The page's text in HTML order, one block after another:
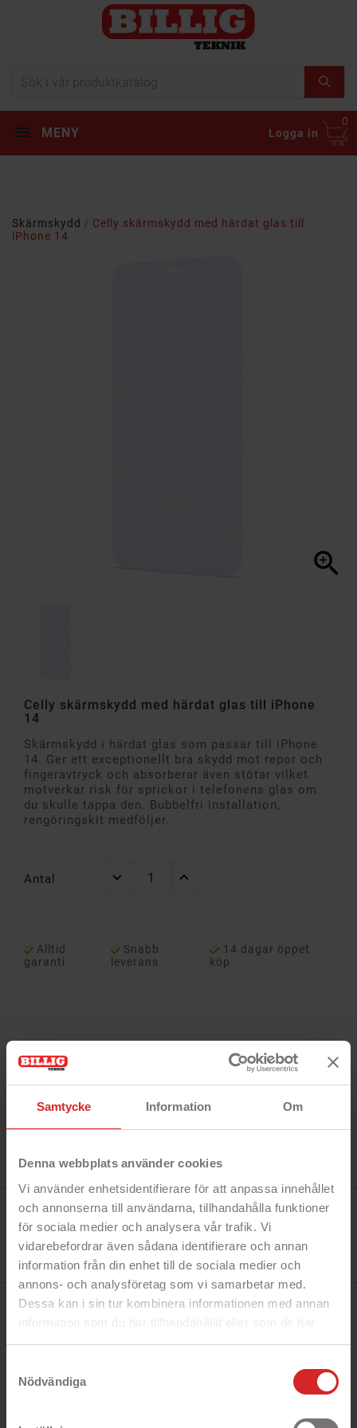
Samtycke Information Om
Denna webbplats använder cookies
Vi använder enhetsidentifierare för att anpassa innehållet
och annonserna till användarna, tillhandahålla funktioner
för sociala medier och analysera vår trafik. Vi
vidarebefordrar även sådana identifierare och annan
information från din enhet till de sociala medier och
annons- och analysföretag som vi samarbetar med.
Dessa kan i sin tur kombinera informationen med annan
information som du har tillhandahållit eller som de har
samlat in när du har använt deras tjänster.
Nödvändiga
MENY Logga in
0
Skärmskydd
Celly skärmskydd med härdat glas till
iPhone 14

Celly skärmskydd med härdat glas till iPhone
14
Skärmskydd i härdat glas som passar till iPhone
14. Ger ett exceptionellt bra skydd mot repor och
fingeravtryck och absorberar även stötar vilket
motverkar risk för sprickor i telefonens glas om
du skulle tappa den. Bubbelfri installation,
rengöringskit medföljer.
Antal
Alltid
garanti
Snabb
leverans
14 dagar öppet
köp
Tillverkare:
Referens:
EASY1024
I lager
0 Produkt
BESKRIVNING
- Genomskinligt skärmskydd